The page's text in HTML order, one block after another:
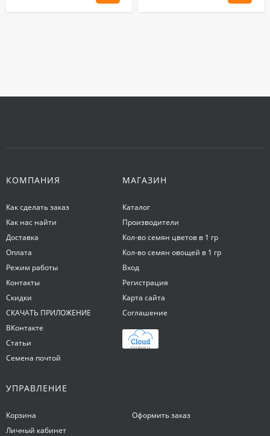
КОМПАНИЯ
Как сделать заказ
Как нас найти
Доставка
Оплата
Режим работы
Контакты
Скидки
СКАЧАТЬ ПРИЛОЖЕНИЕ
ВКонтакте
Статьи
Семена почтой
МАГАЗИН
Каталог
Производители
Кол-во семян цветов в 1 гр
Кол-во семян овощей в 1 гр
Вход
Регистрация
Карта сайта
Соглашение
УПРАВЛЕНИЕ
Корзина
Личный кабинет
Оформить заказ